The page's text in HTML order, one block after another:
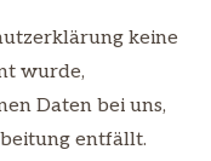
keine
wurde,
Daten bei uns,
entfällt.